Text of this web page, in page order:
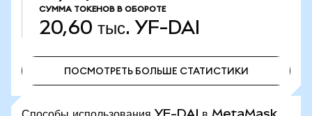
СУММА ТОКЕНОВ В ОБОРОТЕ
20,60 тыс. YF-DAI
ПОСМОТРЕТЬ БОЛЬШЕ СТАТИСТИКИ